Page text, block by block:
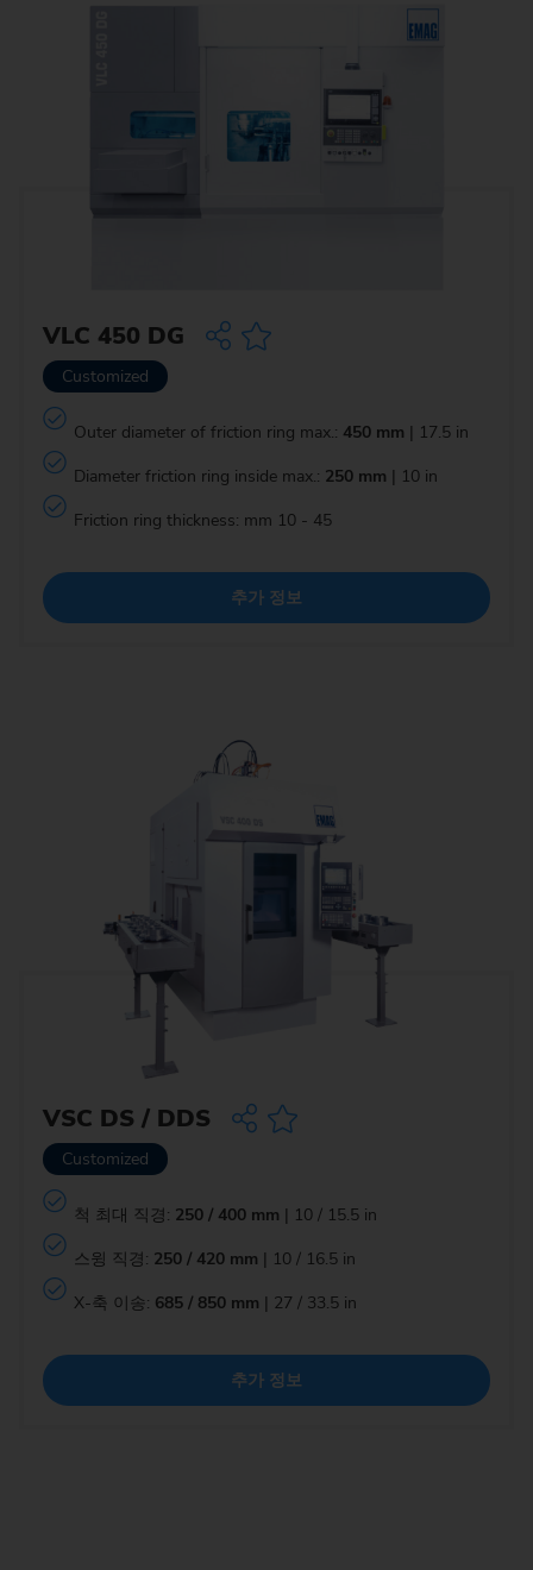
VLC 450 DG
Customized
Outer diameter of friction ring max.: 450 mm | 17.5 in
Diameter friction ring inside max.: 250 mm | 10 in
Friction ring thickness: mm 10 - 45
추가 정보
VSC DS / DDS
Customized
척 최대 직경: 250 / 400 mm | 10 / 15.5 in
스윙 직경: 250 / 420 mm | 10 / 16.5 in
X-축 이송: 685 / 850 mm | 27 / 33.5 in
추가 정보